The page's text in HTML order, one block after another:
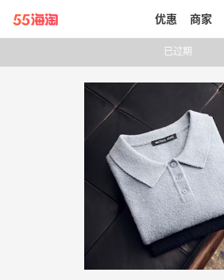
带你去官网买正品
优惠 商家
已过期